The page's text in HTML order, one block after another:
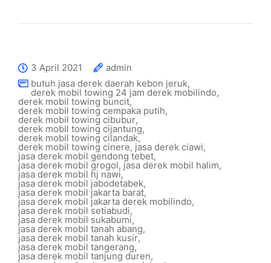
3 April 2021
admin
butuh jasa derek daerah kebon jeruk,
derek mobil towing 24 jam derek mobilindo,
derek mobil towing buncit,
derek mobil towing cempaka putih,
derek mobil towing cibubur,
derek mobil towing cijantung,
derek mobil towing cilandak,
derek mobil towing cinere, jasa derek ciawi,
jasa derek mobil gendong tebet,
jasa derek mobil grogol, jasa derek mobil halim,
jasa derek mobil hj nawi,
jasa derek mobil jabodetabek,
jasa derek mobil jakarta barat,
jasa derek mobil jakarta derek mobilindo,
jasa derek mobil setiabudi,
jasa derek mobil sukabumi,
jasa derek mobil tanah abang,
jasa derek mobil tanah kusir,
jasa derek mobil tangerang,
jasa derek mobil tanjung duren,